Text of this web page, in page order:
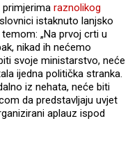
primjerima raznolikog
istaknuto lanjsko
„Na prvoj crti u
nikad ih nećemo
svoje ministarstvo, neće
ijedna politička stranka.
iz nehata, neće biti
da predstavljaju uvjet
aplauz ispod